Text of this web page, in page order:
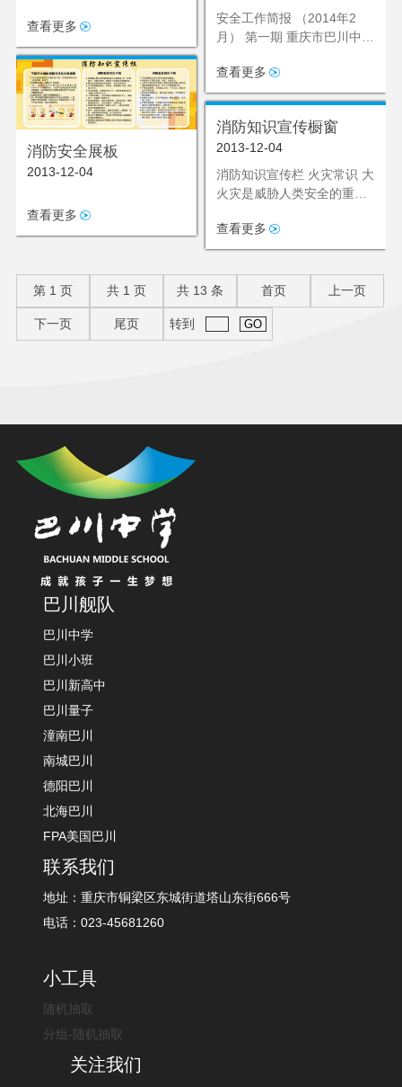
查看更多
安全工作简报 （2014年2
月） 第一期 重庆市巴川中学
查看更多
消防安全展板
2013-12-04
查看更多
消防知识宣传橱窗
2013-12-04
消防知识宣传栏 火灾常识 大
火灾是威胁人类安全的重要
查看更多
第 1 页 共 1 页 共 13 条 首页 上一页
下一页 尾页 转到
巴川舰队
巴川中学
巴川小班
巴川新高中
巴川量子
潼南巴川
南城巴川
德阳巴川
北海巴川
FPA美国巴川
联系我们
地址：重庆市铜梁区东城街道塔山东街666号
电话：023-45681260
小工具
随机抽取
分组-随机抽取
关注我们